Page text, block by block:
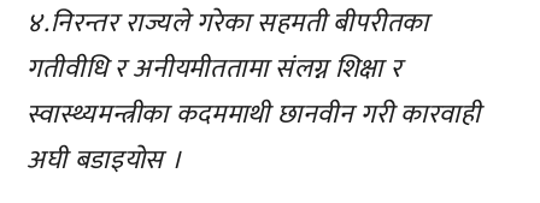
४.निरन्तर राज्यले गरेका सहमती बीपरीतका
गतीवीधि र अनीयमीततामा संलग्न शिक्षा र
स्वास्थ्यमन्त्रीका कदममाथी छानवीन गरी कारवाही
अघी बडाइयाेस ।